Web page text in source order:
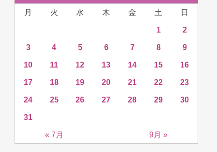
月 火 水 木 金 土 日
« 7月 9月 »
1 2
3 4 5 6 7 8 9
10 11 12 13 14 15 16
17 18 19 20 21 22 23
24 25 26 27 28 29 30
31